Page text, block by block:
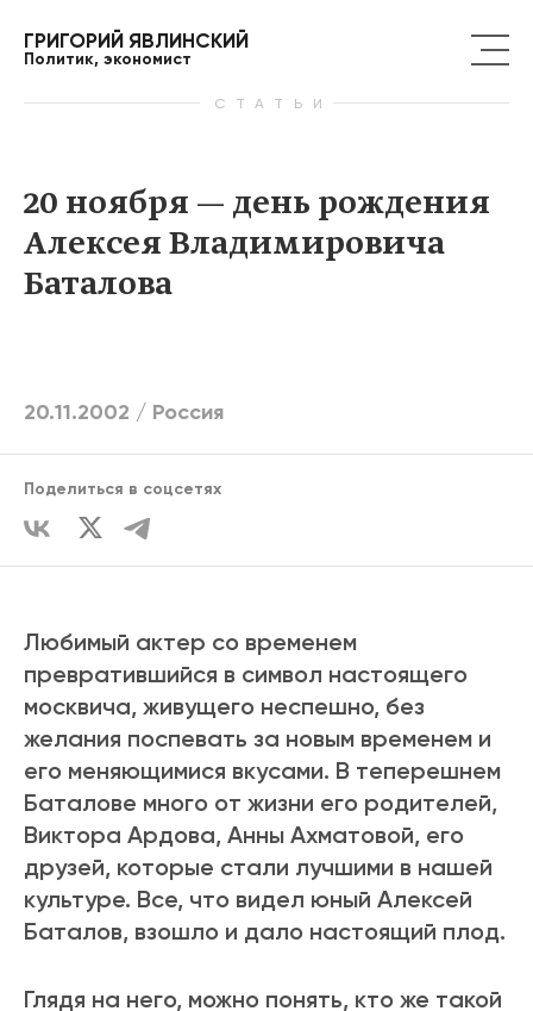
ГРИГОРИЙ ЯВЛИНСКИЙ
Политик, экономист
СТАТЬИ
20 ноября — день рождения
Алексея Владимировича
Баталова
20.11.2002 / Россия
Поделиться в соцсетях
Любимый актер со временем
превратившийся в символ настоящего
москвича, живущего неспешно, без
желания поспевать за новым временем и
его меняющимися вкусами. В теперешнем
Баталове много от жизни его родителей,
Виктора Ардова, Анны Ахматовой, его
друзей, которые стали лучшими в нашей
культуре. Все, что видел юный Алексей
Баталов, взошло и дало настоящий плод.
Глядя на него, можно понять, кто же такой